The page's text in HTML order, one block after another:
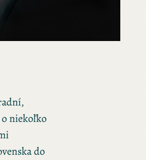
o niekoľko
do